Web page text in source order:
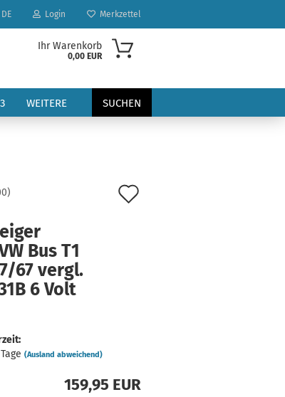
DE Login Merkzettel
Ihr Warenkorb
0,00 EUR
SUCHEN
WEITERE
)
Bus T1
67 vergl.
6 Volt
(Ausland abweichend)
159,95 EUR